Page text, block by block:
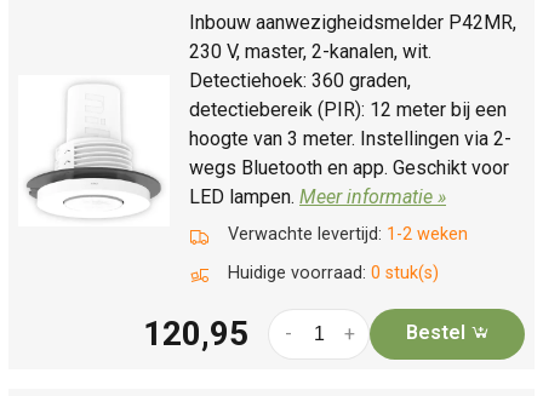
Inbouw aanwezigheidsmelder P42MR,
230 V, master, 2-kanalen, wit.
Detectiehoek: 360 graden,
detectiebereik (PIR): 12 meter bij een
hoogte van 3 meter. Instellingen via 2-
wegs Bluetooth en app. Geschikt voor
LED lampen. Meer informatie »
Verwachte levertijd: 1-2 weken
Huidige voorraad: 0 stuk(s)
120,95 +
- Bestel